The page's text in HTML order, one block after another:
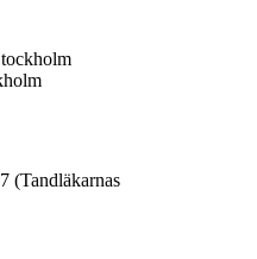
(Tandläkarnas